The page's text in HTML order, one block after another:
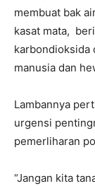
membuat bak
kasat mata,
karbondioksida
manusia dan
Lambannya
urgensi
pemerliharan
“Jangan kita